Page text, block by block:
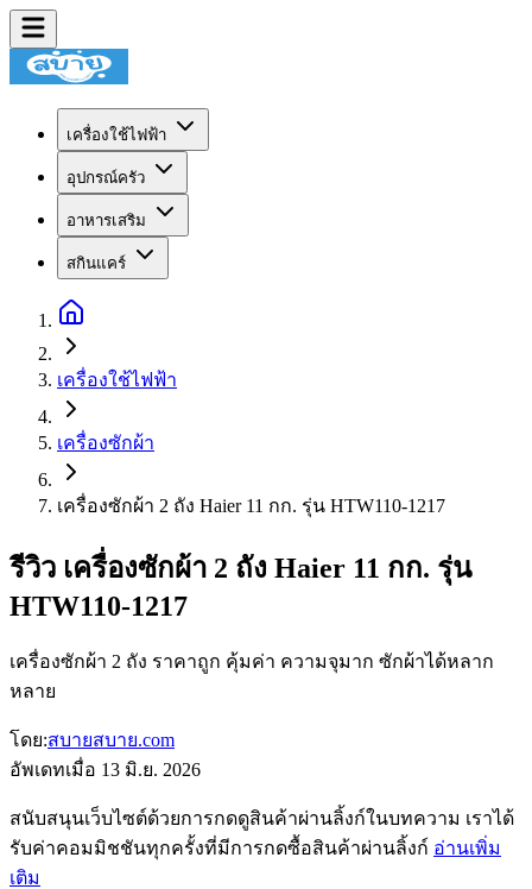
เครื่องใช้ไฟฟ้า
อุปกรณ์ครัว
อาหารเสริม
สกินแคร์
เครื่องใช้ไฟฟ้า
เครื่องซักผ้า
เครื่องซักผ้า 2 ถัง Haier 11 กก. รุ่น HTW110-1217
รีวิว เครื่องซักผ้า 2 ถัง Haier 11 กก. รุ่น
HTW110-1217
เครื่องซักผ้า 2 ถัง ราคาถูก คุ้มค่า ความจุมาก ซักผ้าได้หลาก
หลาย
โดย:สบายสบาย.com
อัพเดทเมื่อ 13 มิ.ย. 2026
สนับสนุนเว็บไซต์ด้วยการกดดูสินค้าผ่านลิ้งก์ในบทความ เราได้
รับค่าคอมมิชชันทุกครั้งที่มีการกดซื้อสินค้าผ่านลิ้งก์ อ่านเพิ่ม
เติม